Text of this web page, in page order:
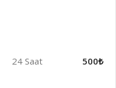
24 Saat 500₺